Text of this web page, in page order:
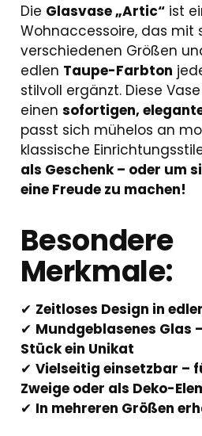
Die Glasvase „Artic“ist
Wohnaccessoire, das mit
verschiedenen Größen
edlen Taupe-Farbton
stilvoll ergänzt. Diese
einen sofortigen,
passt sich mühelos an
klassische
als Geschenk – oder um
eine Freude zu machen!
Besondere
Merkmale:
✔ Zeitloses Design in
✔ Mundgeblasenes Glas
Stück ein Unikat
✔ Vielseitig einsetzbar –
Zweige oder als Deko-
✔ In mehreren Größen